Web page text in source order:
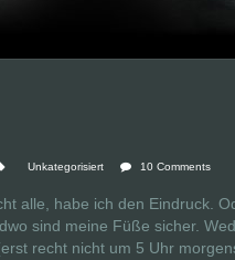
Unkategorisiert 10 Comments
alle, habe ich den Eindruck.
sind meine Füße sicher.
recht nicht um 5 Uhr